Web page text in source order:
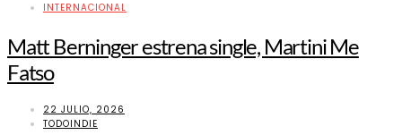
INTERNACIONAL
Matt Berninger estrena single, Martini Me
Fatso
22 JULIO, 2026
TODOINDIE